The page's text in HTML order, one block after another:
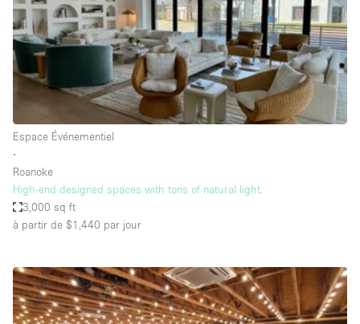
Rooftop
Salle
Salle de Conférence
Salle de Réunion
Salon / Festival
Studio Photo / Tournage
Étal de Marché
Caractéristiques de l'espace
Accès aux handicapés
Espace Événementiel
∙
Roanoke
High-end designed spaces with tons of natural light.
3,000 sq ft
à partir de $1,440 par jour